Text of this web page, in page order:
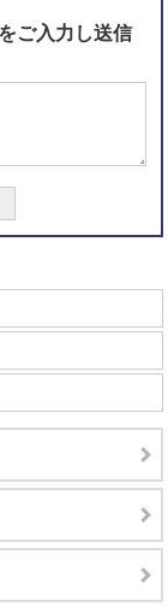
ご入力し送信